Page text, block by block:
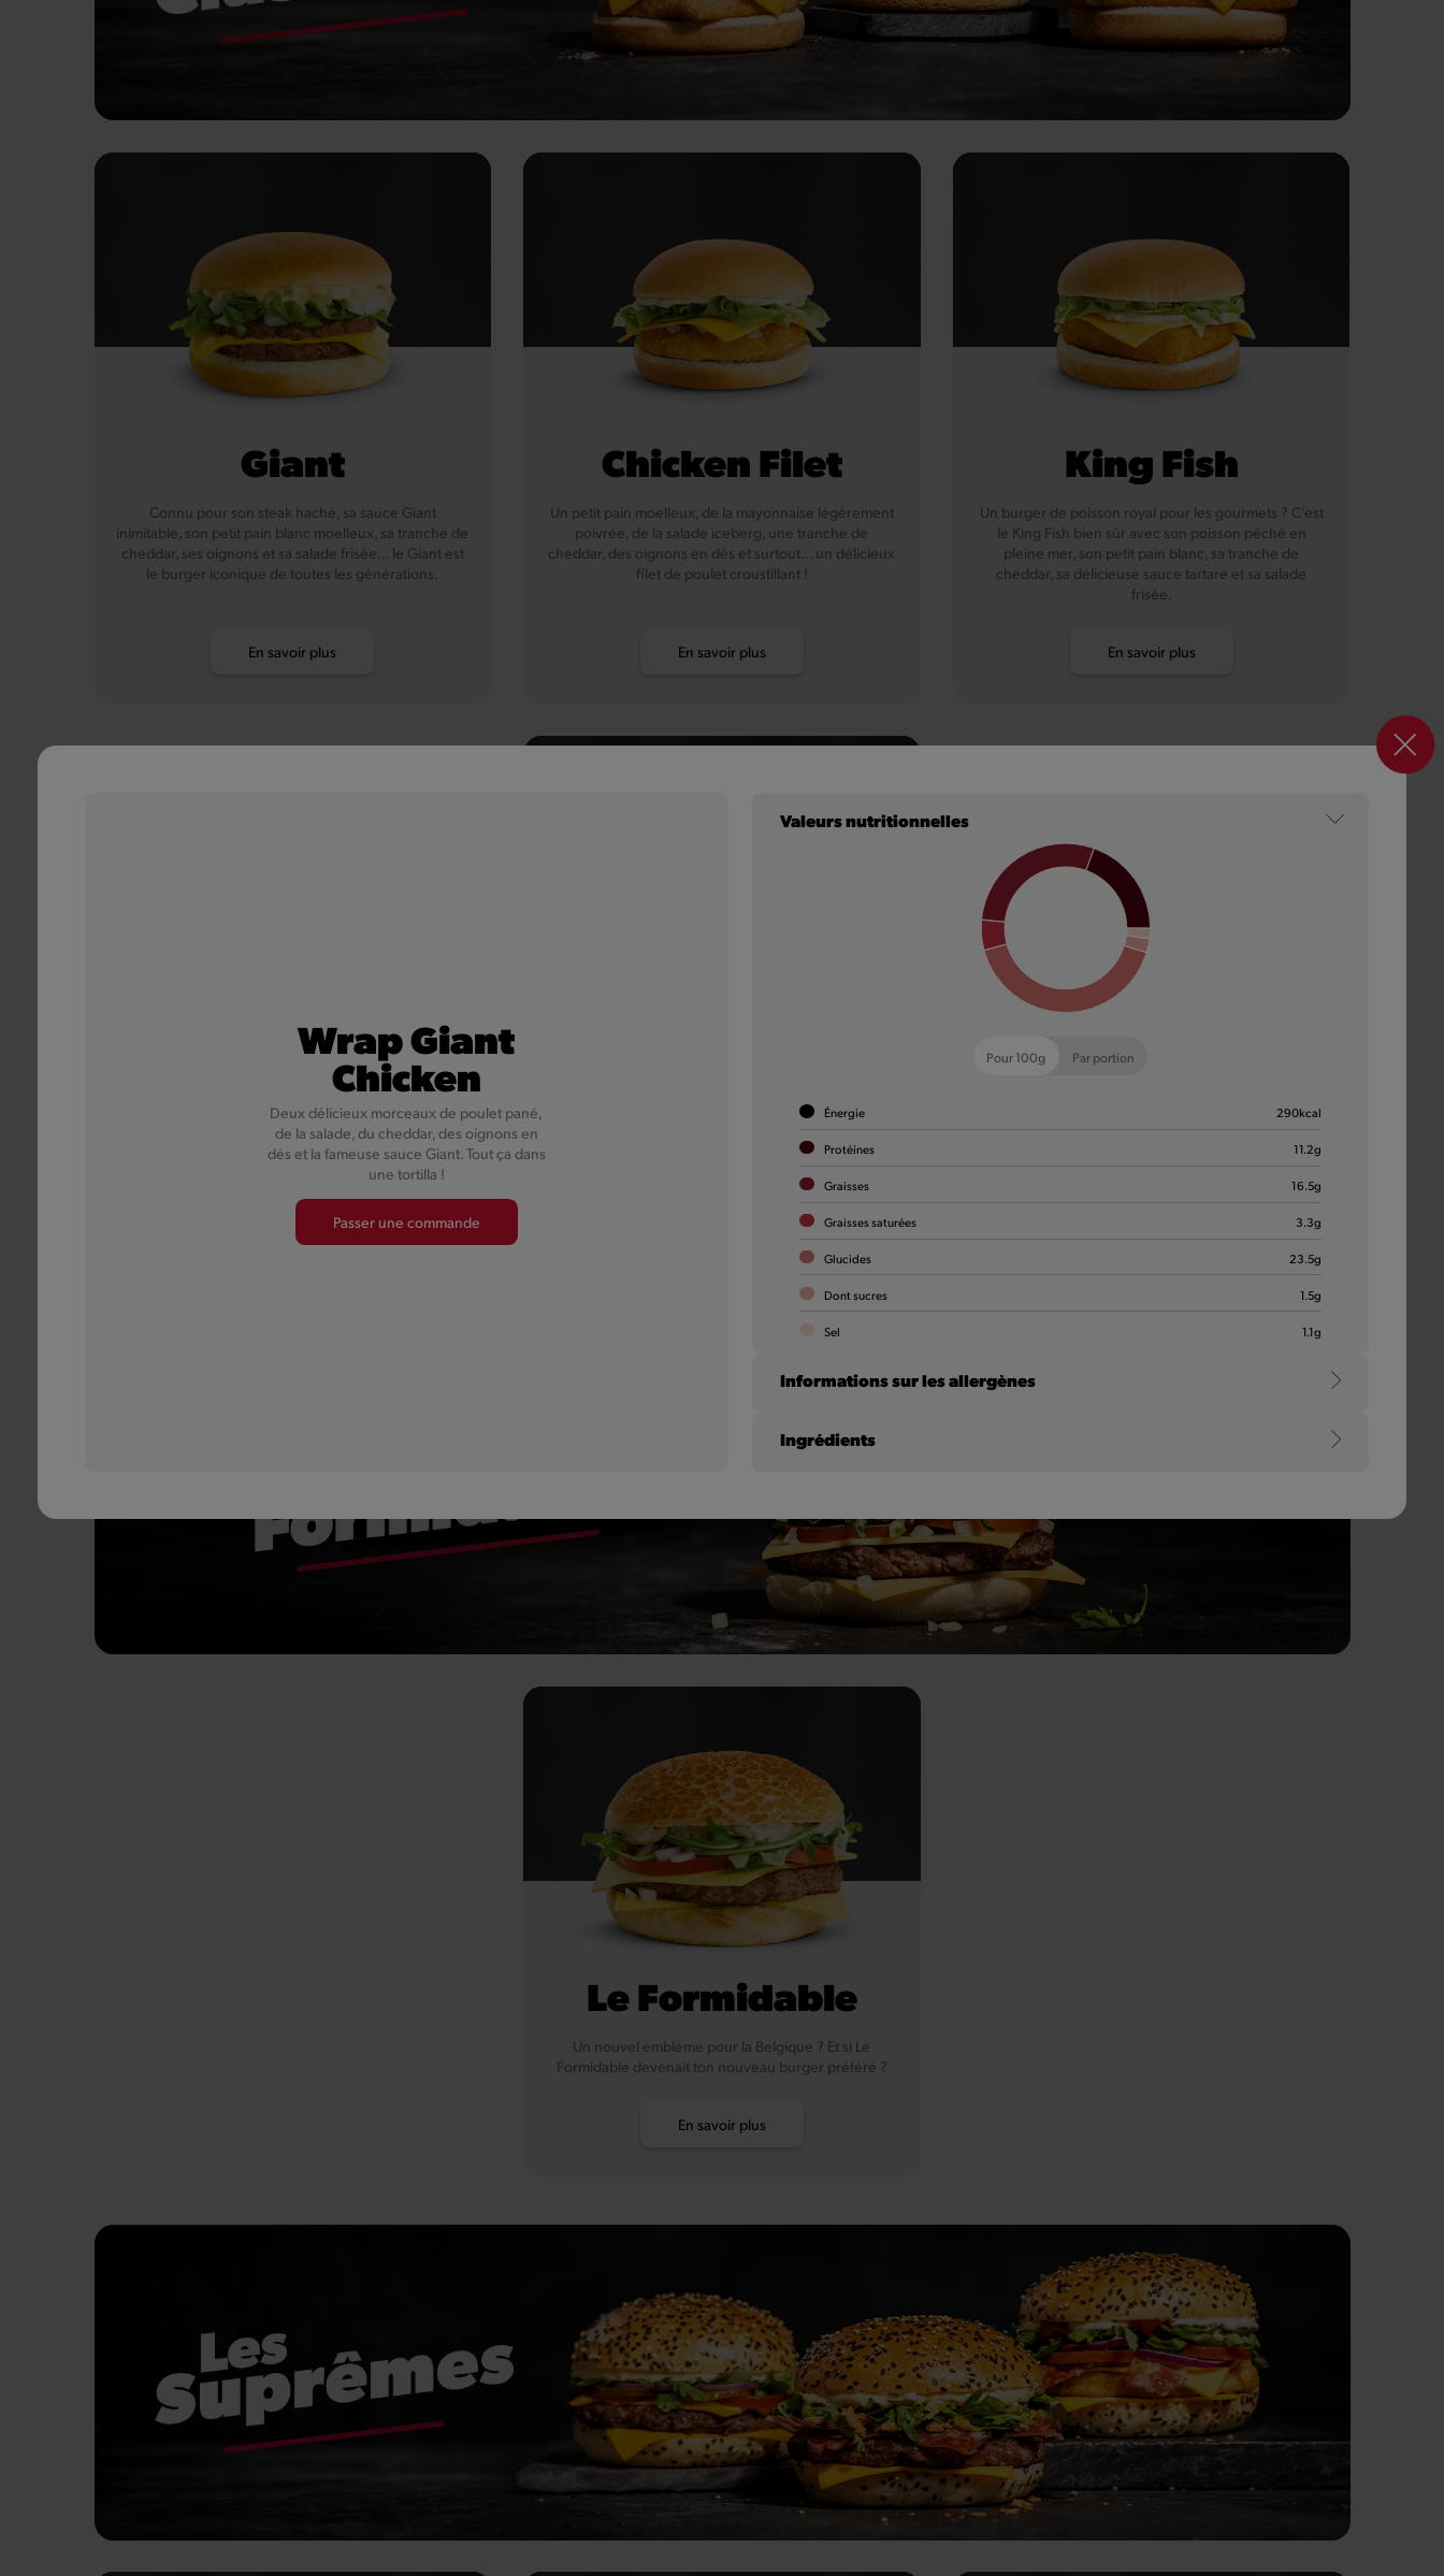
Giant
Connu pour son steak haché, sa sauce Giant
inimitable, son petit pain blanc moelleux, sa tranche de
cheddar, ses oignons et sa salade frisée... le Giant est
le burger iconique de toutes les générations.
En savoir plus
Chicken Filet
Un petit pain moelleux, de la mayonnaise légèrement
poivrée, de la salade iceberg, une tranche de
cheddar, des oignons en dés et surtout… un délicieux
filet de poulet croustillant !
En savoir plus
King Fish
Un burger de poisson royal pour les gourmets ? C’est
le King Fish bien sûr avec son poisson pêché en
pleine mer, son petit pain blanc, sa tranche de
cheddar, sa délicieuse sauce tartare et sa salade
frisée.
En savoir plus
Deux délicieux morceaux de poulet pané, de la
sauce Giant. Tout ça dans une tortilla !
Le Formidable
Un nouvel emblème pour la Belgique ? Et si Le
Formidable devenait ton nouveau burger préféré ?
En savoir plus
Wrap Giant
Chicken
Deux délicieux morceaux de poulet pané,
de la salade, du cheddar, des oignons en
dés et la fameuse sauce Giant. Tout ça dans
une tortilla !
Passer une commande
Valeurs nutritionnelles
Pour 100g Par portion
Énergie 290kcal
Protéines 11.2g
Graisses 16.5g
Graisses saturées 3.3g
Glucides 23.5g
Dont sucres 1.5g
Sel 1.1g
Informations sur les allergènes
Gluten
blé; traces de seigle, d'orge, d'épautre, de khorasan et d’avoine
Soja
Poisson
Ingrédients